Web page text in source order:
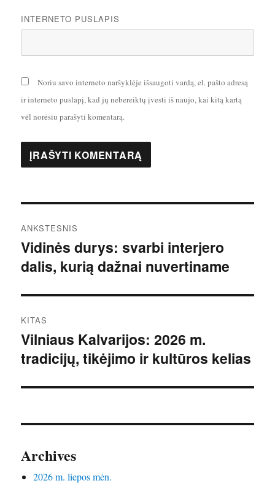
INTERNETO PUSLAPIS
Noriu savo interneto naršyklėje išsaugoti vardą, el. pašto adresą
ir interneto puslapį, kad jų nebereiktų įvesti iš naujo, kai kitą kartą
vėl norėsiu parašyti komentarą.
tarp
įrašų
ANKSTESNIS
Ankstesnis
įrašas:
Vidinės durys: svarbi interjero
dalis, kurią dažnai nuvertiname
KITAS
Kitas
įrašas:
Vilniaus Kalvarijos: 2026 m.
tradicijų, tikėjimo ir kultūros kelias
Archives
2026 m. liepos mėn.